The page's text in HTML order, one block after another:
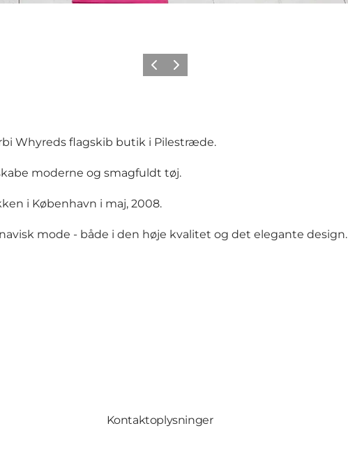
ForrigeNæste
Whyreds flagskib butik i Pilestræde.
moderne og smagfuldt tøj.
i København i maj, 2008.
mode - både i den høje kvalitet og det elegante design.
Kontaktoplysninger